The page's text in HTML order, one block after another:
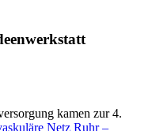
kamen zur 4.
Netz Ruhr –